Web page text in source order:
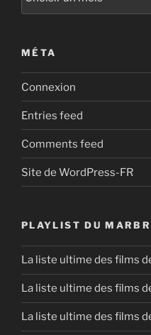
MÉTA
Connexion
Entries feed
Comments feed
Site de WordPress-FR
PLAYLIST DU
La liste ultime des films
La liste ultime des films
La liste ultime des films